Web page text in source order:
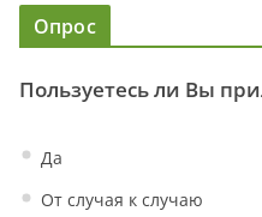
Опрос
Пользуетесь ли Вы
Да
От случая к случаю